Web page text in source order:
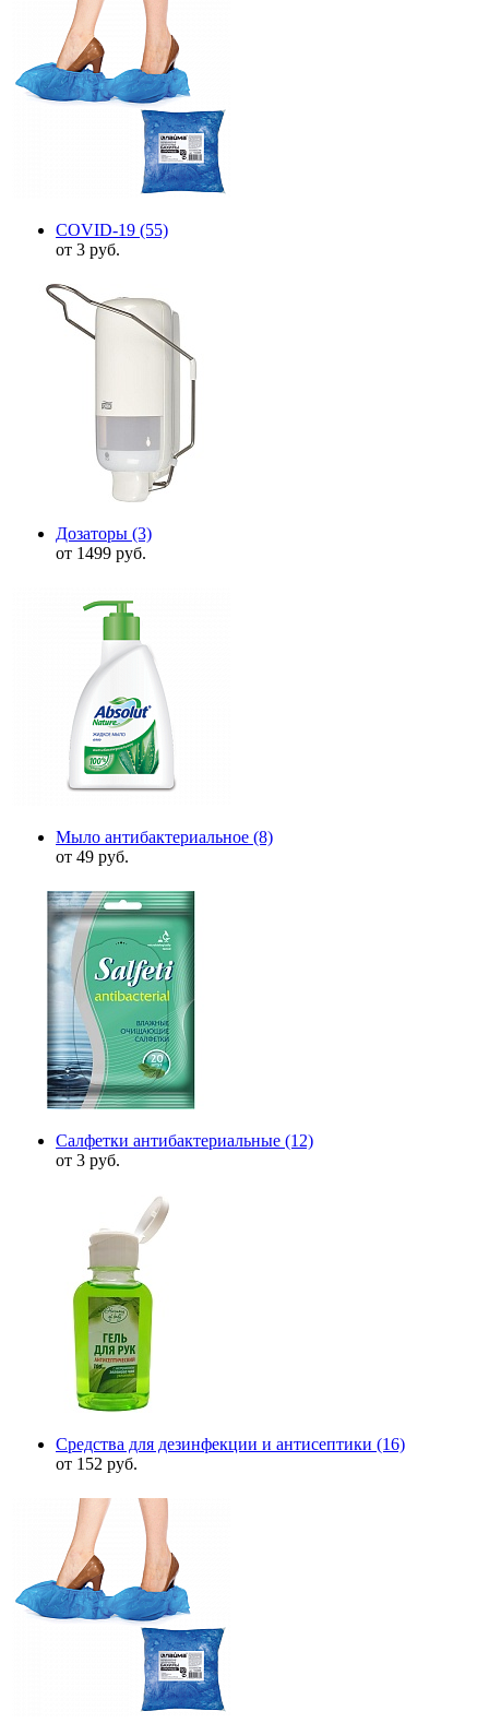
COVID-19 (55)
от 3 руб.
Дозаторы (3)
от 1499 руб.
Мыло антибактериальное (8)
от 49 руб.
Салфетки антибактериальные (12)
от 3 руб.
Средства для дезинфекции и антисептики (16)
от 152 руб.